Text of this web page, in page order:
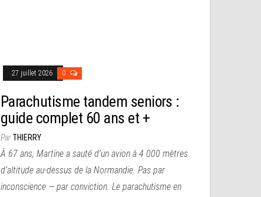
27 juillet 2026 0
Parachutisme tandem seniors :
guide complet 60 ans et +
ParTHIERRY
À 67 ans, Martine a sauté d’un avion à 4 000 mètres
d’altitude au-dessus de la Normandie. Pas par
inconscience — par conviction. Le parachutisme en